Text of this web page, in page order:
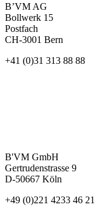
B’VM AG
Bollwerk 15
Postfach
CH-3001 Bern
+41 (0)31 313 88 88
B'VM GmbH
Gertrudenstrasse 9
D-50667 Köln
+49 (0)221 4233 46 21